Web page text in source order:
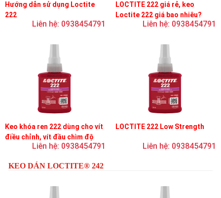
Hướng dẫn sử dụng Loctite
222
Liên hệ: 0938454791
LOCTITE 222 giá rẻ, keo
Loctite 222 giá bao nhiêu?
Liên hệ: 0938454791
Keo khóa ren 222 dùng cho vít
điều chỉnh, vít đầu chìm độ
bền thấpLiên hệ: 0938454791
LOCTITE 222 Low Strength
Liên hệ: 0938454791
KEO DÁN LOCTITE® 242